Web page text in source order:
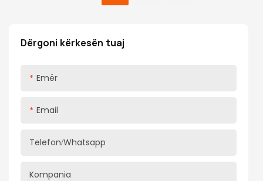
Dërgoni kërkesën tuaj
Emër
Email
Telefon/whatsapp
Kompania
përshtatshëm. Me amortizimin hidraulik, hapja dhe
çeliku të mbështjellë të ftohtë, ka kaluar teste të
rrepta kundër ndryshkut dhe është i përshtatshëm për
lehtë.